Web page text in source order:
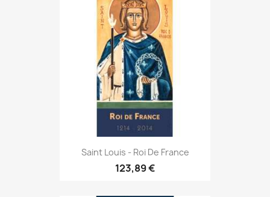
Saint Louis - Roi De France
123,89 €